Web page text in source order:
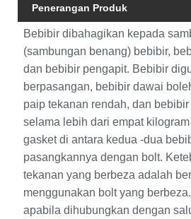
Penerangan Produk
Bebibir dibahagikan kepada
(sambungan benang) bebibir,
dan bebibir pengapit. Bebibir
berpasangan, bebibir dawai
paip tekanan rendah, dan bebibir
selama lebih dari empat
gasket di antara kedua -dua
pasangkannya dengan bolt.
tekanan yang berbeza adalah
menggunakan bolt yang
apabila dihubungkan dengan